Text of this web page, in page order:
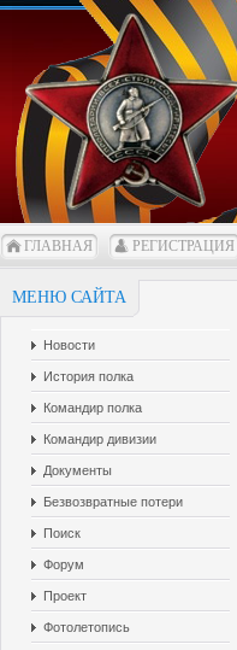
ГЛАВНАЯ РЕГИСТРАЦИЯ
МЕНЮ САЙТА
Новости
История полка
Командир полка
Командир дивизии
Документы
Безвозвратные потери
Поиск
Форум
Проект
Фотолетопись